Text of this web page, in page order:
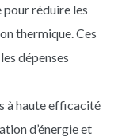
réduire les
thermique. Ces
dépenses
à haute efficacité
d’énergie et